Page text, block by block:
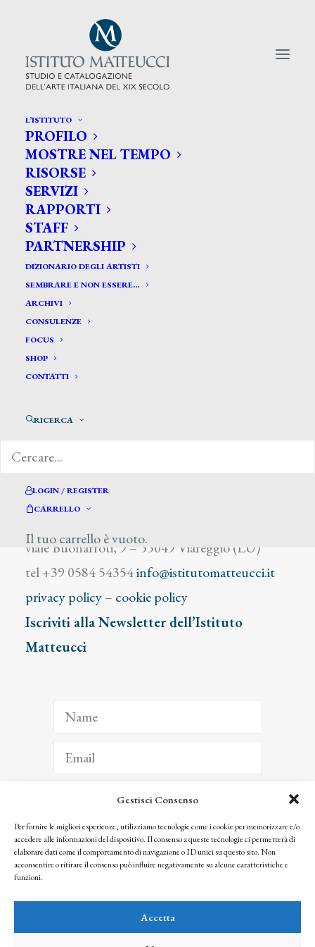
Gestisci Consenso
Per fornire le migliori esperienze, utilizziamo tecnologie come i cookie per memorizzare e/o
accedere alle informazioni del dispositivo. Il consenso a queste tecnologie ci permetterà di
elaborare dati come il comportamento di navigazione o ID unici su questo sito. Non
acconsentire o ritirare il consenso può influire negativamente su alcune caratteristiche e
funzioni.
Accetta
L’ISTITUTO
PROFILO
MOSTRE NEL TEMPO
RISORSE
SERVIZI
RAPPORTI
STAFF
PARTNERSHIP
DIZIONARIO DEGLI ARTISTI
SEMBRARE E NON ESSERE…
ARCHIVI
CONSULENZE
FOCUS
SHOP
CONTATTI
RICERCA
LOGIN / REGISTER
CARRELLO
Il tuo carrello è vuoto.
CERCA TRA GLI ARTISTI:
Search
for:
Vesser C.
viale Buonarroti, 9 – 55049 Viareggio (LU)
tel +39 0584 54354info@istitutomatteucci.it
privacy policy– cookie policy
Iscriviti alla Newsletter dell’Istituto
Matteucci
ISCRIVITI
Facendo clic per iscriverti, riconosci che le tue informazioni saranno trattate
seguendo la nostra Privacy Policy
© 2025 Istituto Matteucci. All right reserved
l’autorizzazione scritta dei proprietari dei diritti e dell’Istituto Matteucci